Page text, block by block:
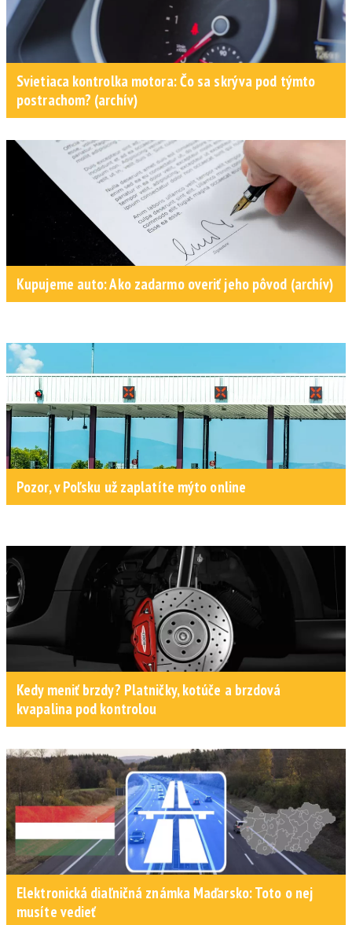
Svietiaca kontrolka motora: Čo sa skrýva pod týmto
postrachom? (archív)
Kupujeme auto: Ako zadarmo overiť jeho pôvod (archív)
Pozor, v Poľsku už zaplatíte mýto online
Kedy meniť brzdy? Platničky, kotúče a brzdová
kvapalina pod kontrolou
Elektronická diaľničná známka Maďarsko: Toto o nej
musíte vedieť